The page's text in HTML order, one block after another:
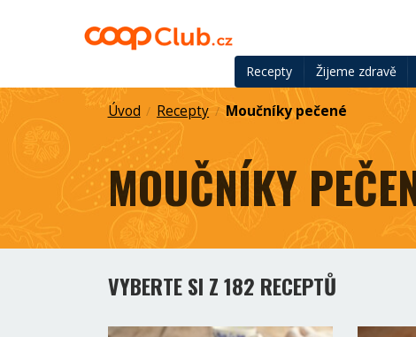
Recepty Žijeme zdravě
Úvod / Recepty / Moučníky pečené
MOUČNÍKY
VYBERTE SI Z 182 RECEPTŮ